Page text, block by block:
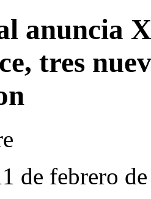
anuncia
tres
de febrero